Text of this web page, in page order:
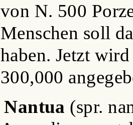
von N. 500
Menschen soll
haben. Jetzt
300,000
Nantua (spr.